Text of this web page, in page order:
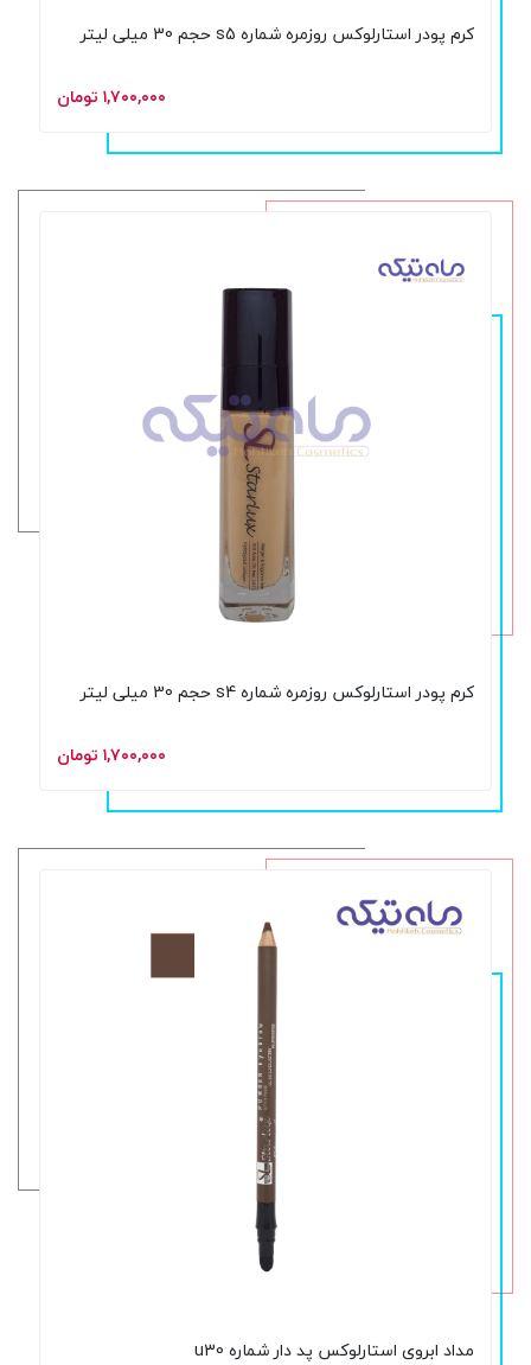
کرم پودر استارلوکس روزمره شماره s5 حجم 30 میلی لیتر
۱,۷۰۰,۰۰۰ تومان
کرم پودر استارلوکس روزمره شماره s4 حجم 30 میلی لیتر
۱,۷۰۰,۰۰۰ تومان
مداد ابروی استارلوکس پد دار شماره u30